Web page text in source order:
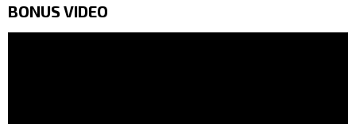
BONUS VIDEO